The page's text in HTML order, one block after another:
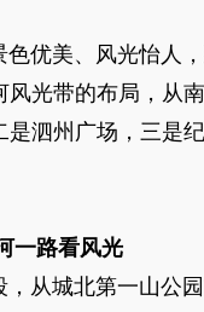
优美、风光怡人
光带的布局，从
泗州广场，三是
风光
从城北第一山公园